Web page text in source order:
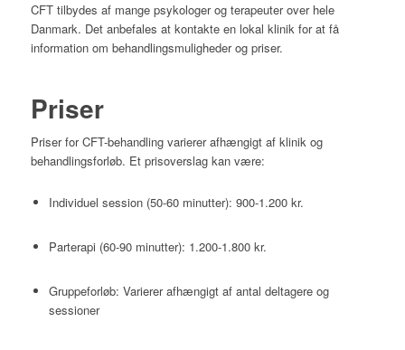
CFT tilbydes af mange psykologer og terapeuter over hele
Danmark. Det anbefales at kontakte en lokal klinik for at få
information om behandlingsmuligheder og priser.
Priser
Priser for CFT-behandling varierer afhængigt af klinik og
behandlingsforløb. Et prisoverslag kan være:
Individuel session (50-60 minutter): 900-1.200 kr.
Parterapi (60-90 minutter): 1.200-1.800 kr.
Gruppeforløb: Varierer afhængigt af antal deltagere og
sessioner